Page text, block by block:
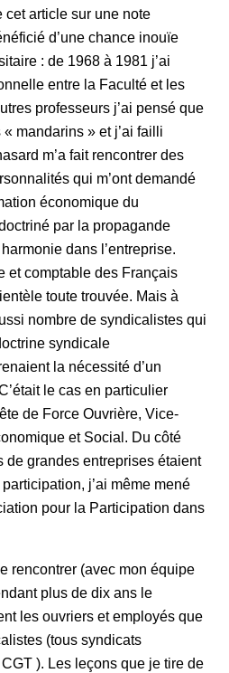
cet article sur une note
d’une chance inouïe
: de 1968 à 1981 j’ai
entre la Faculté et les
professeurs j’ai pensé que
mandarins » et j’ai failli
m’a fait rencontrer des
qui m’ont demandé
économique du
par la propagande
dans l’entreprise.
et comptable des Français
toute trouvée. Mais à
nombre de syndicalistes qui
syndicale
la nécessité d’un
le cas en particulier
de Force Ouvrière, Vice-
et Social. Du côté
de grandes entreprises étaient
j’ai même mené
pour la Participation dans
rencontrer (avec mon équipe
plus de dix ans le
les ouvriers et employés que
(tous syndicats
). Les leçons que je tire de